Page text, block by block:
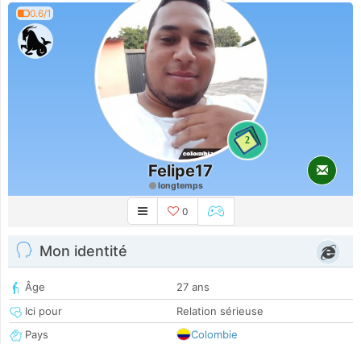
0.6/1
2
Felipe17
longtemps
0
Mon identité
Âge
27 ans
Ici pour
Relation sérieuse
Pays
Colombie